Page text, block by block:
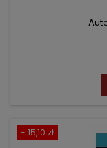
- 15,10 zł